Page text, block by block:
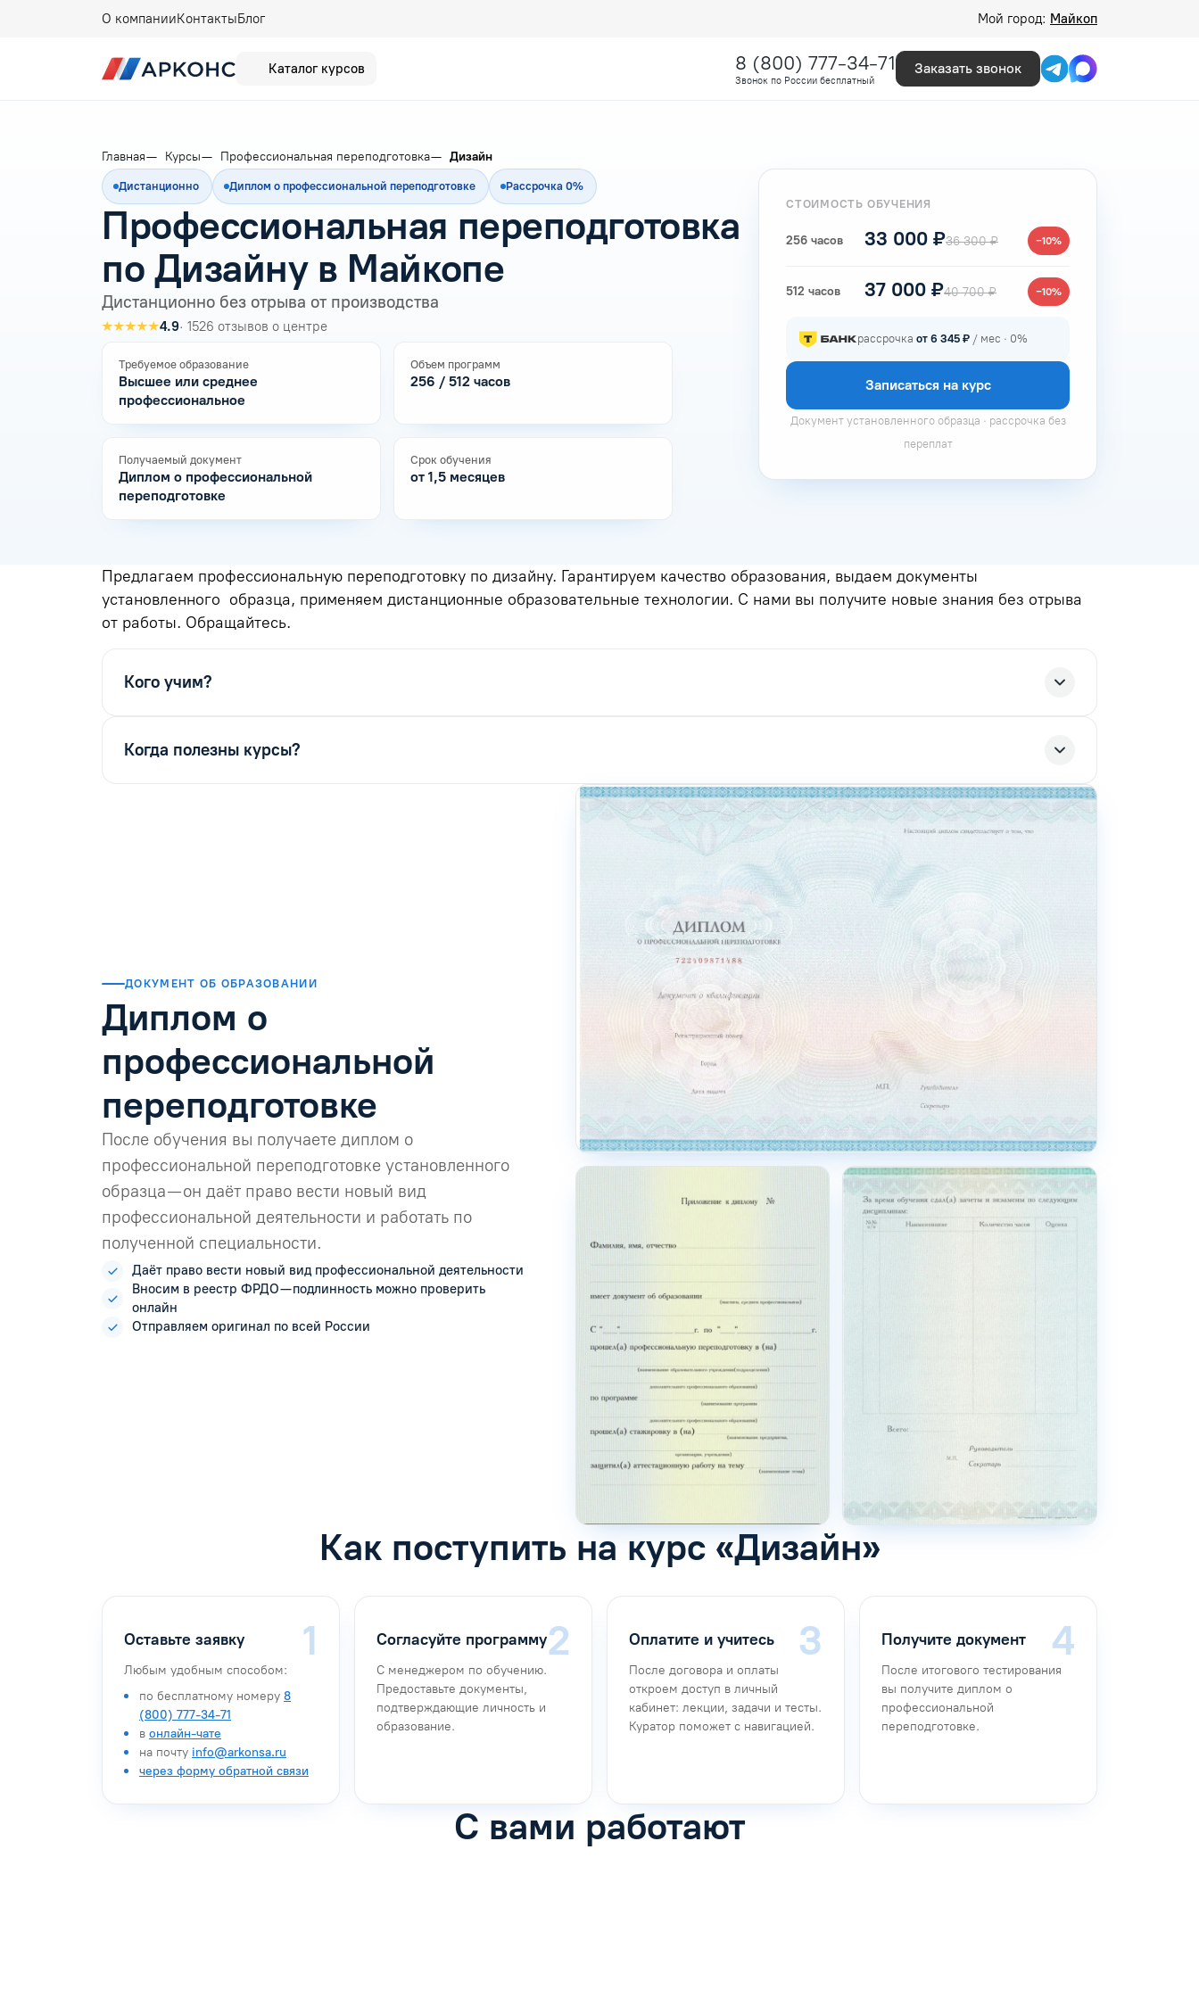
О компанииКонтактыБлог Мой город: Майкоп
Каталог курсов 8 (800) 777-34-71
Звонок по России бесплатный
Заказать звонок
Главная Курсы Профессиональная переподготовка Дизайн
Дистанционно Диплом о профессиональной переподготовке Рассрочка 0%
Профессиональная переподготовка
по Дизайну в Майкопе
Дистанционно без отрыва от производства
★★★★★4.9· 1526 отзывов о центре
Требуемое образование
Высшее или среднее
профессиональное
Объем программ
256 / 512 часов
Получаемый документ
Диплом о профессиональной
переподготовке
Срок обучения
от 1,5 месяцев
СТОИМОСТЬ ОБУЧЕНИЯ
256 часов 33 000 ₽36 300 ₽ −10%
512 часов 37 000 ₽40 700 ₽ −10%
рассрочка от 6 345 ₽ / мес · 0%
Записаться на курс
Документ установленного образца · рассрочка без
переплат
Предлагаем профессиональную переподготовку по дизайну. Гарантируем качество образования, выдаем документы
установленного образца, применяем дистанционные образовательные технологии. С нами вы получите новые знания без отрыва
от работы. Обращайтесь.
Кого учим?
Когда полезны курсы?
ДОКУМЕНТ ОБ ОБРАЗОВАНИИ
Диплом о
профессиональной
переподготовке
После обучения вы получаете диплом о
профессиональной переподготовке установленного
образца — он даёт право вести новый вид
профессиональной деятельности и работать по
полученной специальности.
Даёт право вести новый вид профессиональной деятельности
Вносим в реестр ФРДО — подлинность можно проверить
онлайн
Отправляем оригинал по всей России
Как поступить на курс «Дизайн»
Оставьте заявку
Любым удобным способом:
по бесплатному номеру 8
(800) 777-34-71
в онлайн-чате
на почту info@arkonsa.ru
через форму обратной связи
Согласуйте программу
С менеджером по обучению.
Предоставьте документы,
подтверждающие личность и
образование.
Оплатите и учитесь
После договора и оплаты
откроем доступ в личный
кабинет: лекции, задачи и тесты.
Куратор поможет с навигацией.
Получите документ
После итогового тестирования
вы получите диплом о
профессиональной
переподготовке.
С вами работают